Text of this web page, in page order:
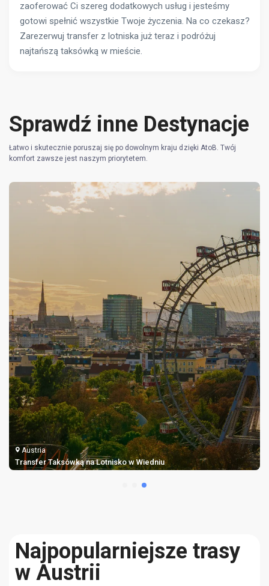
zaoferować Ci szereg dodatkowych usług i jesteśmy
gotowi spełnić wszystkie Twoje życzenia. Na co czekasz?
Zarezerwuj transfer z lotniska już teraz i podróżuj
najtańszą taksówką w mieście.
Sprawdź inne Destynacje
Łatwo i skutecznie poruszaj się po dowolnym kraju dzięki AtoB. Twój
komfort zawsze jest naszym priorytetem.
Austria
Transfer Taksówką na Lotnisko w Wiedniu
Najpopularniejsze trasy
w Austrii